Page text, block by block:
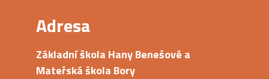
Adresa
Základní škola Hany Benešové a
Mateřská škola Bory